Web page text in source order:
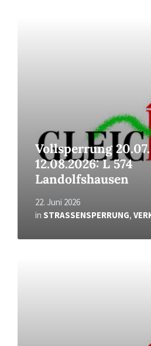
Vollsperrung
12.08.2026: L 574
Landolfshausen
22. Juni 2026
in STRASSENSPERRUNG ,